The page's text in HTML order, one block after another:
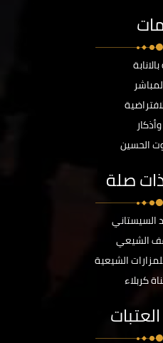
الحسين
صلة
السيستاني
الشيعي
الشيعية
كربلاء